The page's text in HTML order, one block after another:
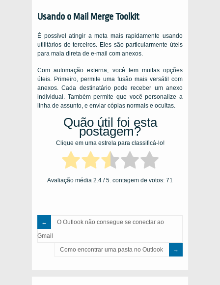
Usando o Mail Merge Toolkit
É possível atingir a meta mais rapidamente usando
utilitários de terceiros. Eles são particularmente úteis
para mala direta de e-mail com anexos.
Com automação externa, você tem muitas opções
úteis. Primeiro, permite uma fusão mais versátil com
anexos. Cada destinatário pode receber um anexo
individual. Também permite que você personalize a
linha de assunto, e enviar cópias normais e ocultas.
Quão útil foi esta
postagem?
Clique em uma estrela para classificá-lo!
Avaliação média 2.4 / 5. contagem de votos: 71
O Outlook não consegue se conectar ao
Gmail
Como encontrar uma pasta no Outlook